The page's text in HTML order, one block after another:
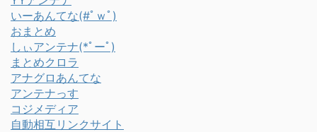
いーあんてな(#ﾟｗﾟ)
おまとめ
しぃアンテナ(*ﾟーﾟ)
まとめクロラ
アナグロあんてな
アンテナっす
コジメディア
自動相互リンクサイト